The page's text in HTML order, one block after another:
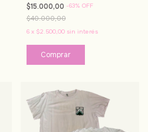
$15.000,00 -63% OFF
$40.000,00
6 x $2.500,00 sin interés